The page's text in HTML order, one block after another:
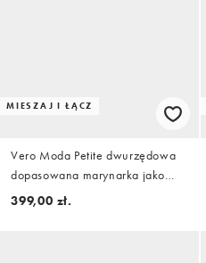
MIESZAJ I ŁĄCZ
Vero Moda Petite dwurzędowa
dopasowana marynarka jako
część zestawu w kolorze
399,00 zł.